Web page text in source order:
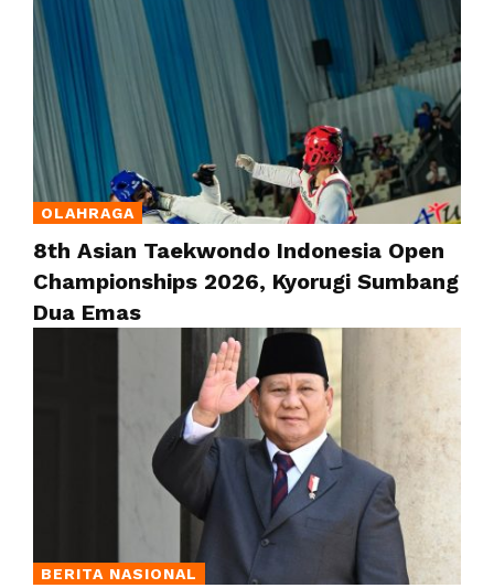
OLAHRAGA
8th Asian Taekwondo Indonesia Open
Championships 2026, Kyorugi Sumbang
Dua Emas
BERITA NASIONAL